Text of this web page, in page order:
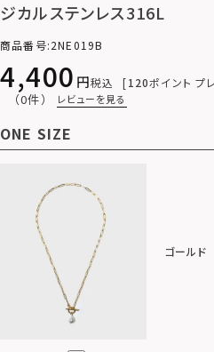
ジカルステンレス316L
商品番号 2NE019B
4,400 税込 120ポイント プ
（0件） レビューを見る
ONE SIZE
ゴールド